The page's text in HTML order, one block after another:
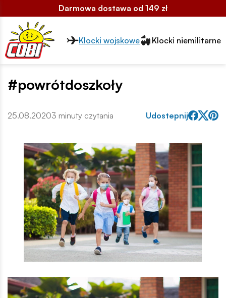
Darmowa dostawa od 149 zł
Przełącznik segmentów2
Klocki wojskowe Klocki niemilitarne
#powrótdoszkoły
25.08.20203 minuty czytania Udostepnij